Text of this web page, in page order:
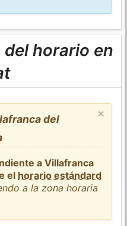
horario en
×
del
a Villafranca
el horario estándard
a la zona horaria